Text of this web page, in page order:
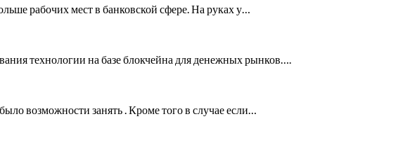
рабочих мест в банковской сфере. На руках у…
технологии на базе блокчейна для денежных рынков….
возможности занять . Кроме того в случае если…